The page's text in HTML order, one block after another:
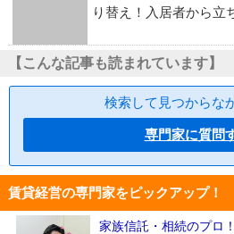
り替え！入居者から
【こんな記事も読まれています】
検索して見つからな
専門家に質問
賃貸経営の専門家をピックアップ！
家族信託・相続のプロ